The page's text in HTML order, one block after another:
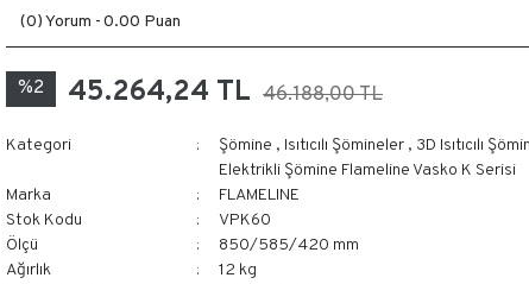
(0) Yorum -0.00 Puan
%2 45.264,24 TL 46.188,00 TL
Kategori Şömine , Isıtıcılı Şömineler , 3D Isıtıcılı
Elektrikli Şömine Flameline Vasko K Serisi
Marka
FLAMELINE
Stok Kodu
VPK60
Ölçü
850/585/420 mm
Ağırlık
12 kg